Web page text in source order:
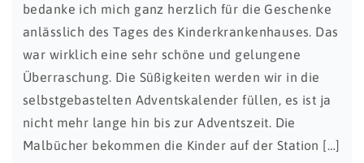
bedanke ich mich ganz herzlich für die Geschenke
anlässlich des Tages des Kinderkrankenhauses. Das
war wirklich eine sehr schöne und gelungene
Überraschung. Die Süßigkeiten werden wir in die
selbstgebastelten Adventskalender füllen, es ist ja
nicht mehr lange hin bis zur Adventszeit. Die
Malbücher bekommen die Kinder auf der Station […]